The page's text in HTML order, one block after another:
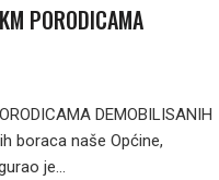
PORODICAMA
DEMOBILISANIH
boraca naše Općine,
je...